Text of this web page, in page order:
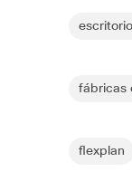
fábricas
flexplan